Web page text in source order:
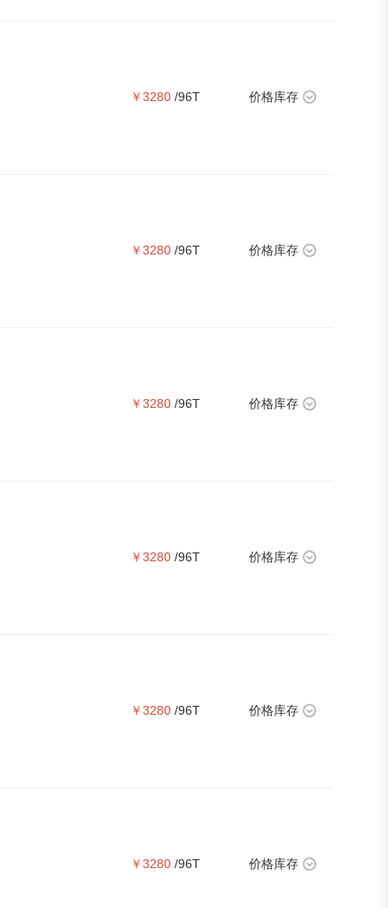
￥3280 /96T 价格库存
￥3280 /96T 价格库存
￥3280 /96T 价格库存
￥3280 /96T 价格库存
￥3280 /96T 价格库存
￥3280 /96T 价格库存